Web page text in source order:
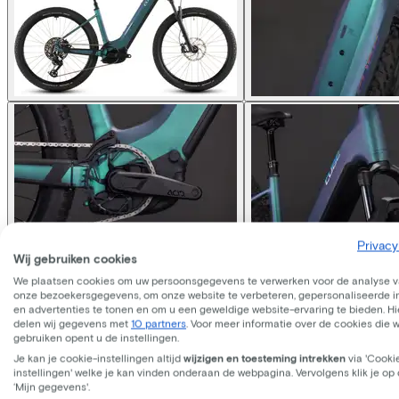
Cube REACTION HYBRID
Prijs €3.499,00
Bespaar €766,85 t.o.v. koop.
Frame model
LaagMidden Hoog
Wij gebruiken cookies
We plaatsen cookies om uw persoonsgegevens te verwerken voor de analyse
onze bezoekersgegevens, om onze website te verbeteren, gepersonaliseerde
en advertenties te tonen en om u een geweldige website-ervaring te bieden.
delen wij gegevens met 10 partners . Voor meer informatie over de cookies die
gebruiken opent u de instellingen.
Je kan je cookie-instellingen altijd wijzigen en toesteming intrekken via
instellingen' welke je kan vinden onderaan de webpagina. Vervolgens klik je op
‘Mijn gegevens'.